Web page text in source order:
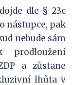
dle § 23c
nástupce, pak
nebude sám
prodloužení
a zůstane
lhůta v